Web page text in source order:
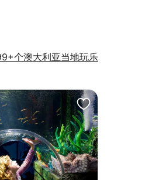
个澳大利亚当地玩乐